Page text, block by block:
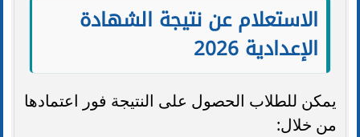
الاستعلام عن نتيجة الشهادة
الإعدادية 2026
يمكن للطلاب الحصول على النتيجة فور اعتمادها
من خلال: